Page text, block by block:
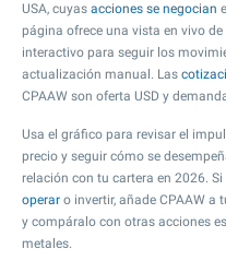
USA, cuyas acciones se negocian
página ofrece una vista en vivo
interactivo para seguir los
actualización manual. Las
CPAAW son oferta USD y
Usa el gráfico para revisar el
precio y seguir cómo se
relación con tu cartera en 2026.
operar o invertir, añade CPAAW a
y compáralo con otras acciones
metales.